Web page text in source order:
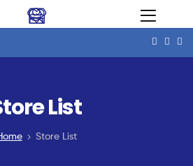
List
Store List